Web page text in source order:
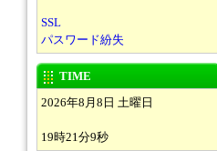
SSL
パスワード紛失
TIME
2026年8月8日 土曜日
19時21分9秒